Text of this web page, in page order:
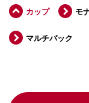
カップ モ
マルチパック